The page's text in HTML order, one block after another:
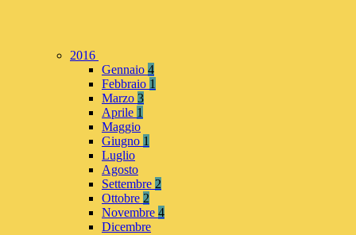
2016
Gennaio 4
Febbraio 1
Marzo 3
Aprile 1
Maggio
Giugno 1
Luglio
Agosto
Settembre 2
Ottobre 2
Novembre 4
Dicembre